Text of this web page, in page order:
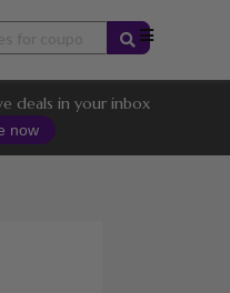
Skip
content
deals in your inbox
now